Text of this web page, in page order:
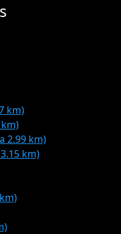
km)
km)
2.99 km)
3.15 km)